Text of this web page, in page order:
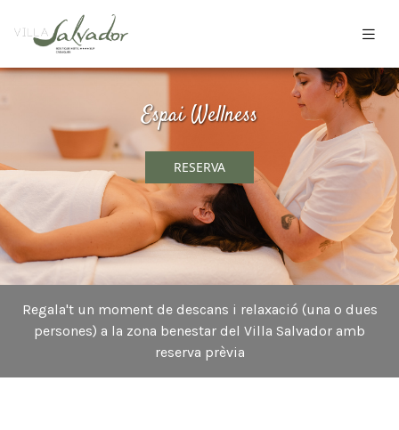
Espai Wellness
RESERVA
Regala't un moment de descans i relaxació (una o dues
persones) a la zona benestar del Villa Salvador amb
reserva prèvia